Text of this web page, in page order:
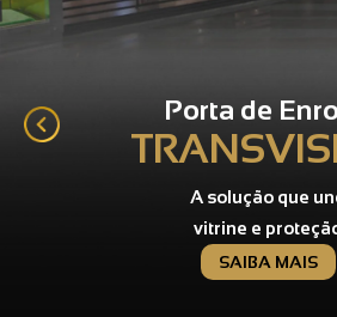
Porta de
A solução que
vitrine e
SAIBA MAIS